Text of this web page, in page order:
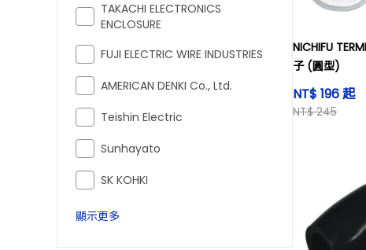
TAKACHI ELECTRONICS
ENCLOSURE
FUJI ELECTRIC WIRE INDUSTRIES
AMERICAN DENKI Co., Ltd.
Teishin Electric
Sunhayato
SK KOHKI
顯示更多
NICHIFU
子 (圓型)
NT$ 196 起
NT$ 245